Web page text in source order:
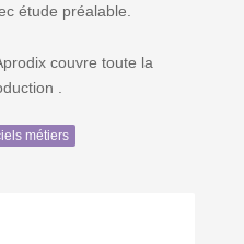
étude préalable.
couvre toute la
.
métiers